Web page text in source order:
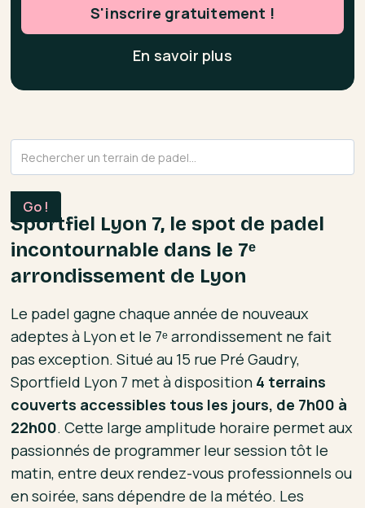
Sportfiel Lyon 7, le spot de padel
incontournable dans le 7ᵉ
arrondissement de Lyon
Le padel gagne chaque année de nouveaux
adeptes à Lyon et le 7ᵉ arrondissement ne fait
pas exception. Situé au 15 rue Pré Gaudry,
Sportfield Lyon 7 met à disposition 4 terrains
couverts accessibles tous les jours, de 7h00 à
22h00. Cette large amplitude horaire permet aux
passionnés de programmer leur session tôt le
matin, entre deux rendez-vous professionnels ou
en soirée, sans dépendre de la météo. Les
S'inscrire gratuitement !
En savoir plus